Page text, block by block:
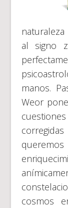
al signo
manos.
Weor
cosmos